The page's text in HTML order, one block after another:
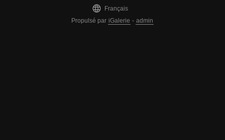

Français
Propulsé par iGalerie - admin